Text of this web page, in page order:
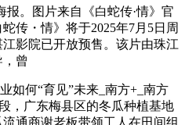
报。图片来自《白蛇传·情》官
传・情》将于2025年7月5日周
影院已开放预售。该片由珠江
曾
如何“育见”未来_南方+_南方
，广东梅县区的冬瓜种植基地
通商谢老板带领工人在田间组